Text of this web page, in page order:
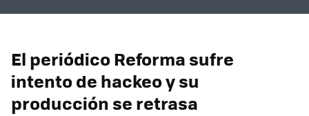
El periódico Reforma sufre
intento de hackeo y su
producción se retrasa